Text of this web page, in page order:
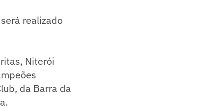
realizado
Niterói
da Barra da